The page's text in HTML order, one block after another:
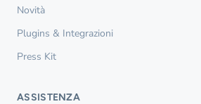
Novità
Plugins & Integrazioni
Press Kit
ASSISTENZA